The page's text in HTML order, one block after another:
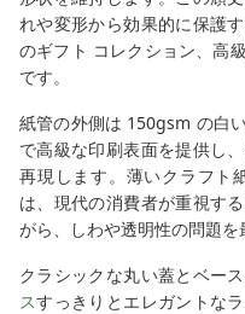
れや変形から効果的に保護
のギフト コレクション、高
です。
紙管の外側は 150gsm の白
で高級な印刷表面を提供し
再現します。薄いクラフト
は、現代の消費者が重視す
がら、しわや透明性の問題を
クラシックな丸い蓋とベー
スすっきりとエレガントな